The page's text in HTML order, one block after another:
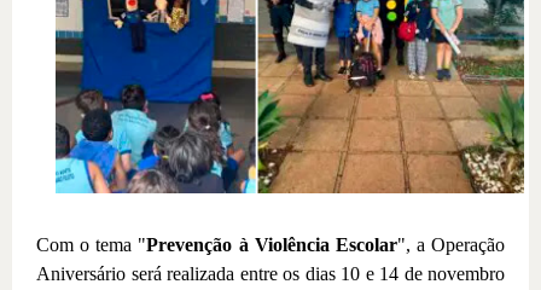
Com o tema "Prevenção à Violência Escolar", a Operação
Aniversário será realizada entre os dias 10 e 14 de novembro